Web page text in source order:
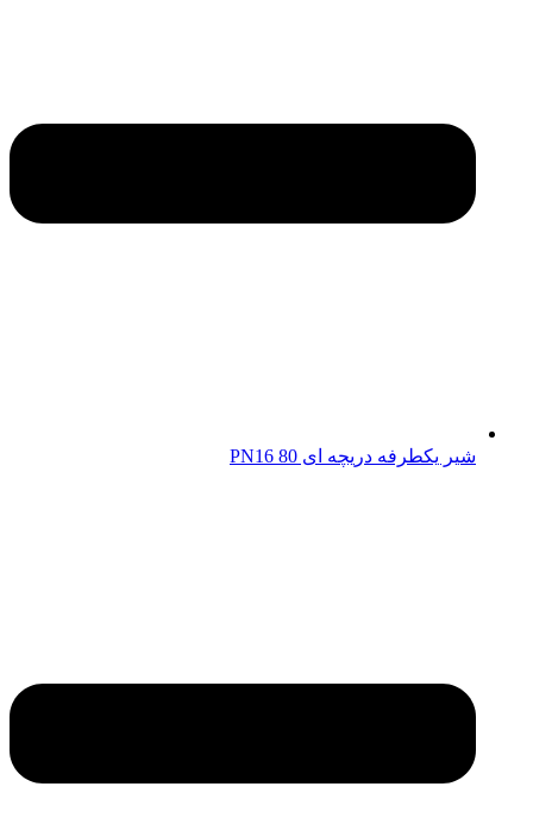
شیر یکطرفه دریچه ای 80 PN16